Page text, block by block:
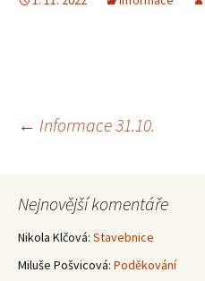
Navigace
pro
příspěvky
← Informace 31.10.
Nejnovější komentáře
Nikola Klčová: Stavebnice
Miluše Pošvicová: Poděkování